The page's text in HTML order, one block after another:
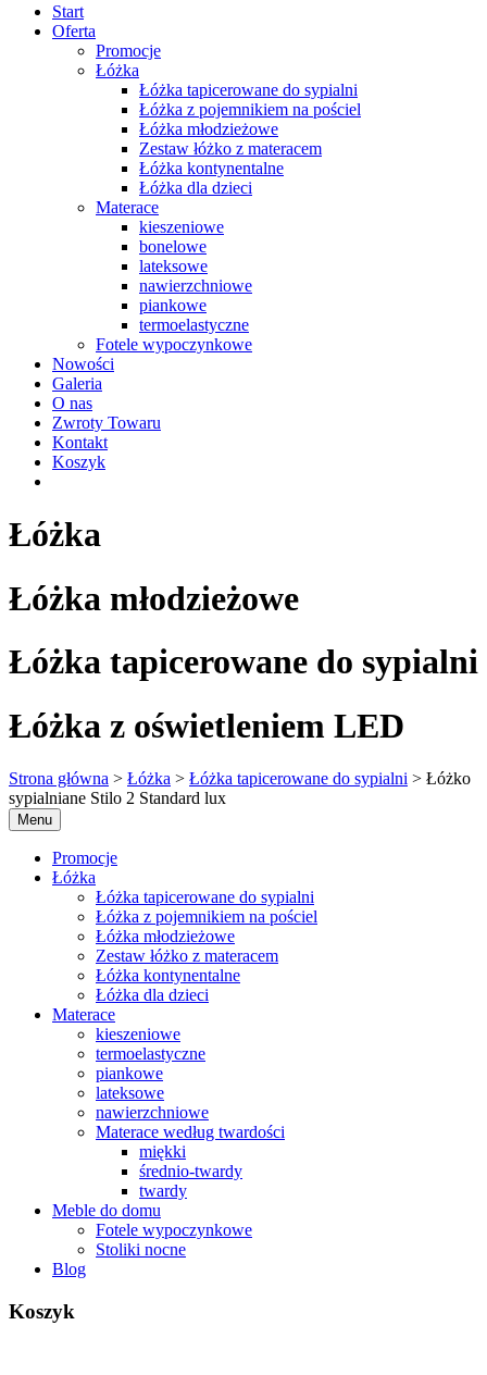
Start
Oferta
Promocje
Łóżka
Łóżka tapicerowane do sypialni
Łóżka z pojemnikiem na pościel
Łóżka młodzieżowe
Zestaw łóżko z materacem
Łóżka kontynentalne
Łóżka dla dzieci
Materace
kieszeniowe
bonelowe
lateksowe
nawierzchniowe
piankowe
termoelastyczne
Fotele wypoczynkowe
Nowości
Galeria
O nas
Zwroty Towaru
Kontakt
Koszyk
Łóżka
Łóżka młodzieżowe
Łóżka tapicerowane do sypialni
Łóżka z oświetleniem LED
Strona główna > Łóżka > Łóżka tapicerowane do sypialni > Łóżko
sypialniane Stilo 2 Standard lux
Menu
Promocje
Łóżka
Łóżka tapicerowane do sypialni
Łóżka z pojemnikiem na pościel
Łóżka młodzieżowe
Zestaw łóżko z materacem
Łóżka kontynentalne
Łóżka dla dzieci
Materace
kieszeniowe
termoelastyczne
piankowe
lateksowe
nawierzchniowe
Materace według twardości
miękki
średnio-twardy
twardy
Meble do domu
Fotele wypoczynkowe
Stoliki nocne
Blog
Koszyk